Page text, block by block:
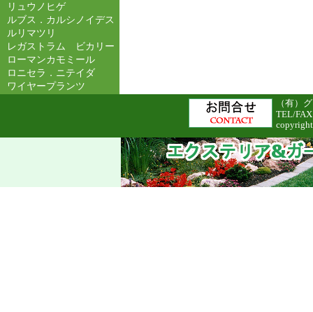
リュウノヒゲ
ルブス．カルシノイデス
ルリマツリ
レガストラム ビカリー
ローマンカモミール
ロニセラ．ニテイダ
ワイヤープランツ
（有）
TEL/
copyright